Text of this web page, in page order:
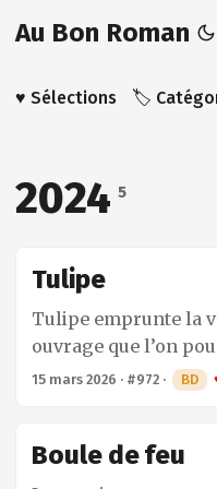
Au Bon Roman
♥️ Sélections 🏷️
2024 5
Tulipe
Tulipe emprunte la
ouvrage que l’on
enfants, mais dont
par les petits
les empêche pas de
15 mars 2026 · #972 · BD
Boule de feu